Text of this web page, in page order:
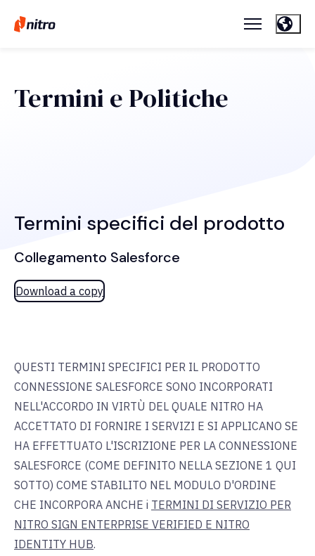
Termini e Politiche
Termini specifici del prodotto
Collegamento Salesforce
Download a copy
QUESTI TERMINI SPECIFICI PER IL PRODOTTO
CONNESSIONE SALESFORCE SONO INCORPORATI
NELL'ACCORDO IN VIRTÙ DEL QUALE NITRO HA
ACCETTATO DI FORNIRE I SERVIZI E SI APPLICANO SE
HA EFFETTUATO L'ISCRIZIONE PER LA CONNESSIONE
SALESFORCE (COME DEFINITO NELLA SEZIONE 1 QUI
SOTTO) COME STABILITO NEL MODULO D'ORDINE
CHE INCORPORA ANCHE i TERMINI DI SERVIZIO PER
NITRO SIGN ENTERPRISE VERIFIED E NITRO
IDENTITY HUB.